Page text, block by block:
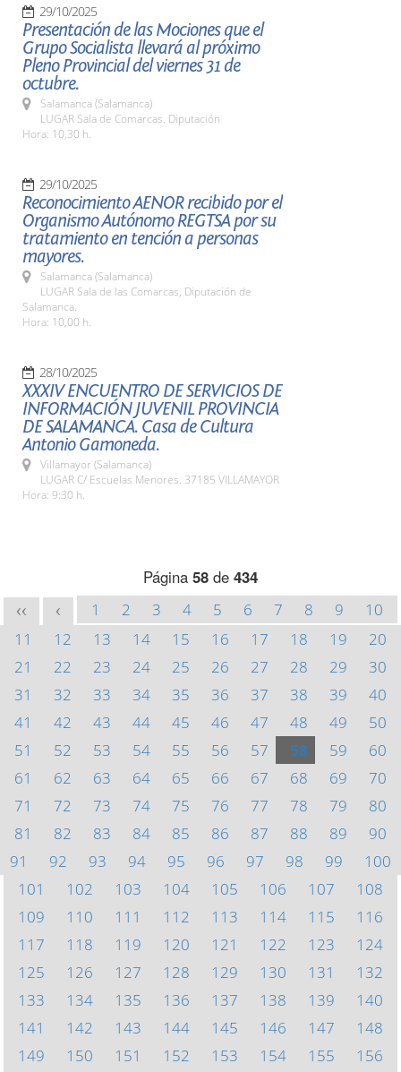
29/10/2025
Presentación de las Mociones que el
Grupo Socialista llevará al próximo
Pleno Provincial del viernes 31 de
octubre.
Salamanca (Salamanca)
LUGAR Sala de Comarcas. Diputación
Hora: 10,30 h.
29/10/2025
Reconocimiento AENOR recibido por el
Organismo Autónomo REGTSA por su
tratamiento en tención a personas
mayores.
Salamanca (Salamanca)
LUGAR Sala de las Comarcas, Diputación de
Salamanca.
Hora: 10,00 h.
28/10/2025
XXXIV ENCUENTRO DE SERVICIOS DE
INFORMACIÓN JUVENIL PROVINCIA
DE SALAMANCA. Casa de Cultura
Antonio Gamoneda.
Villamayor (Salamanca)
LUGAR C/ Escuelas Menores. 37185 VILLAMAYOR
Hora: 9:30 h.
Página 58 de 434
<< < 1 2 3 4 5 6 7 8 9
10
11
12 13 14 15 16 17 18 19
20
21
22 23 24 25 26 27 28 29
30
31
32 33 34 35 36 37 38 39
40
41
42 43 44 45 46 47 48 49
50
51
52 53 54 55 56 57 58 59
60
61
62 63 64 65 66 67 68 69
70
71
72 73 74 75 76 77 78 79
80
81
82 83 84 85 86 87 88 89
90
91
92 93 94 95 96 97 98 99
100
101
102 103 104 105 106 107
108
109
110 111 112 113 114 115
116
117
118 119 120 121 122 123
124
125
126 127 128 129 130 131
132
133
134 135 136 137 138 139
140
141
142 143 144 145 146 147
148
149
150 151 152 153 154 155
156